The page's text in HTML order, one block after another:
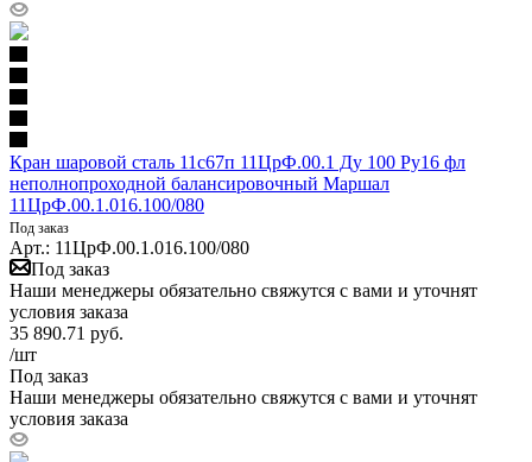
Кран шаровой сталь 11с67п 11ЦрФ.00.1 Ду 100 Ру16 фл
неполнопроходной балансировочный Маршал
11ЦрФ.00.1.016.100/080
Под заказ
Арт.: 11ЦрФ.00.1.016.100/080
Под заказ
Наши менеджеры обязательно свяжутся с вами и уточнят
условия заказа
35 890.71 руб.
/шт
Под заказ
Наши менеджеры обязательно свяжутся с вами и уточнят
условия заказа